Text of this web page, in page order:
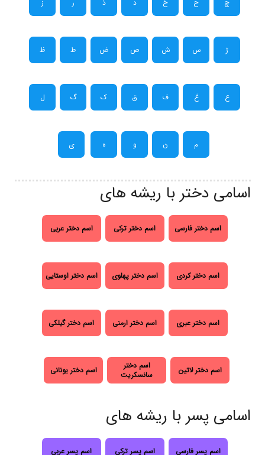
چ ح خ د ذ ر ز
ژ س ش ص ض ط ظ
ع غ ف ق ک گ ل
م ن و ه ی
اسامی دختر با ریشه های
اسم دختر فارسی اسم دختر ترکی اسم دختر عربی
اسم دختر کردی اسم دختر پهلوی اسم دختر اوستایی
اسم دختر عبری اسم دختر ارمنی اسم دختر گیلکی
اسم دختر لاتین
اسم دختر
سانسکریت
اسم دختر یونانی
اسامی پسر با ریشه های
اسم پسر فارسی اسم پسر ترکی اسم پسر عربی